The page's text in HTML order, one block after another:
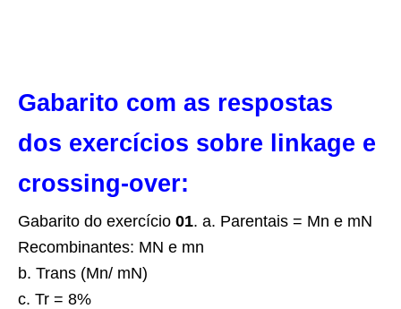
Gabarito com as respostas
dos exercícios sobre linkage e
crossing-over:
Gabarito do exercício 01. a. Parentais = Mn e mN
Recombinantes: MN e mn
b. Trans (Mn/ mN)
c. Tr = 8%